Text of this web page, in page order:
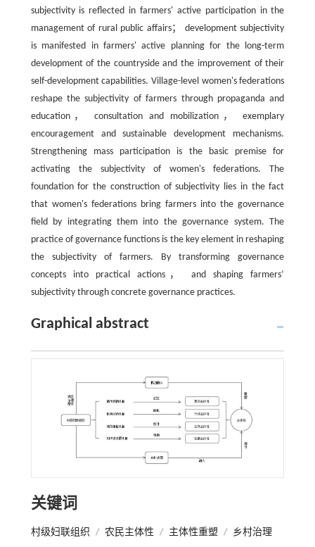
subjectivity is reflected in farmers' active participation in the
management of rural public affairs； development subjectivity
is manifested in farmers' active planning for the long-term
development of the countryside and the improvement of their
self-development capabilities. Village-level women's federations
reshape the subjectivity of farmers through propaganda and
education， consultation and mobilization， exemplary
encouragement and sustainable development mechanisms.
Strengthening mass participation is the basic premise for
activating the subjectivity of women's federations. The
foundation for the construction of subjectivity lies in the fact
that women's federations bring farmers into the governance
field by integrating them into the governance system. The
practice of governance functions is the key element in reshaping
the subjectivity of farmers. By transforming governance
concepts into practical actions， and shaping farmers’
subjectivity through concrete governance practices.
Graphical abstract
关键词
村级妇联组织 / 农民主体性 / 主体性重塑 / 乡村治理